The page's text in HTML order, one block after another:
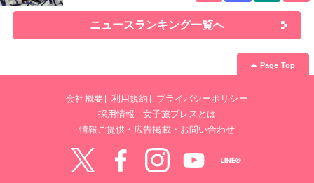
ニュースランキング一覧へ
Page Top
会社概要 利用規約
プライバシーポリシー
採用情報
女子旅プレスとは
情報ご提供・広告掲載・お問い合わせ